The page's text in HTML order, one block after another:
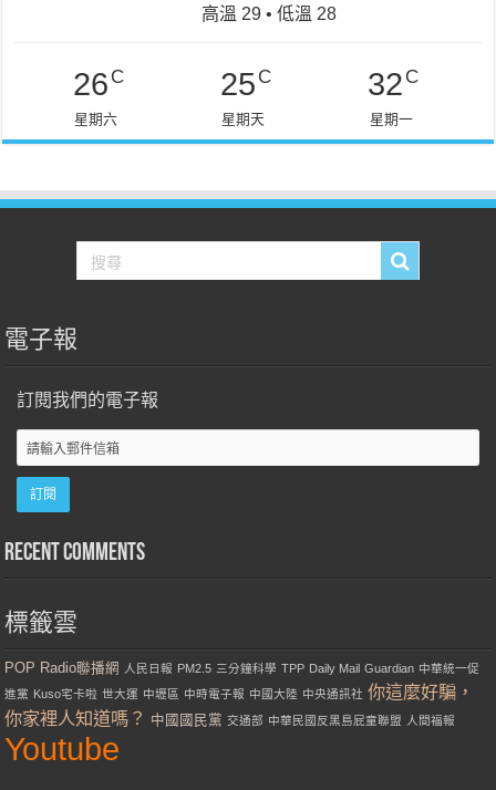
高溫 29 • 低溫 28
26 C
星期六
25 C
星期天
32 C
星期一
電子報
訂閱我們的電子報
Recent Comments
標籤雲
POP Radio聯播網 人民日報 PM2.5 三分鐘科學 TPP Daily Mail Guardian 中華統一促
進黨 Kuso宅卡啦 世大運 中壢區 中時電子報 中國大陸 中央通訊社 你這麼好騙，
你家裡人知道嗎？
中國國民黨 交通部 中華民國反黑島屁童聯盟 人間福報
Youtube